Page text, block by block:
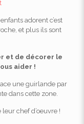
adorent c’est
et plus ils sont
et de décorer le
aider !
une guirlande par
dans cette zone.
chef d’oeuvre !